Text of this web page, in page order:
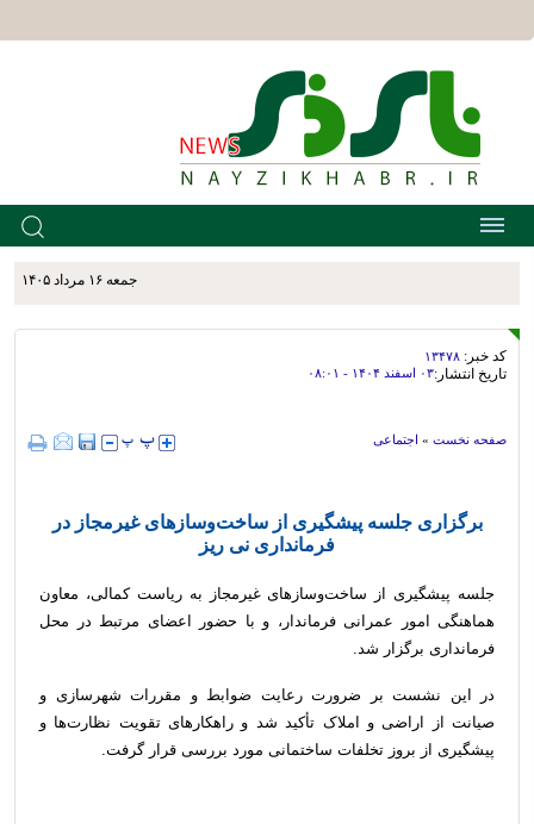
جمعه ۱۶ مرداد ۱۴۰۵
کد خبر: ۱۳۴۷۸
تاریخ انتشار:۰۳ اسفند ۱۴۰۴ - ۰۸:۰۱
صفحه نخست » اجتماعی
برگزاری جلسه پیشگیری از ساخت‌وسازهای غیرمجاز در
فرمانداری نی ریز
جلسه پیشگیری از ساخت‌وسازهای غیرمجاز به ریاست کمالی، معاون
هماهنگی امور عمرانی فرماندار، و با حضور اعضای مرتبط در محل
فرمانداری برگزار شد.
در این نشست بر ضرورت رعایت ضوابط و مقررات شهرسازی و
صیانت از اراضی و املاک تأکید شد و راهکارهای تقویت نظارت‌ها و
پیشگیری از بروز تخلفات ساختمانی مورد بررسی قرار گرفت.